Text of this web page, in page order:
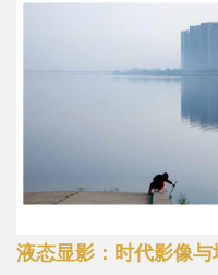
液态显影：时代影像